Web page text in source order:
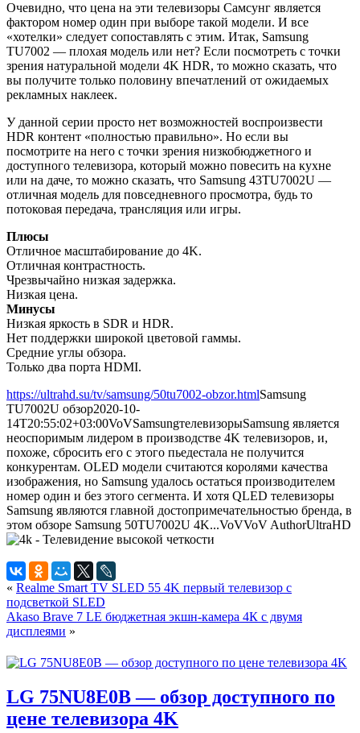
Очевидно, что цена на эти телевизоры Самсунг является
фактором номер один при выборе такой модели. И все
«хотелки» следует сопоставлять с этим. Итак, Samsung
TU7002 — плохая модель или нет? Если посмотреть с точки
зрения натуральной модели 4K HDR, то можно сказать, что
вы получите только половину впечатлений от ожидаемых
рекламных наклеек.
У данной серии просто нет возможностей воспроизвести
HDR контент «полностью правильно». Но если вы
посмотрите на него с точки зрения низкобюджетного и
доступного телевизора, который можно повесить на кухне
или на даче, то можно сказать, что Samsung 43TU7002U —
отличная модель для повседневного просмотра, будь то
потоковая передача, трансляция или игры.
Плюсы
Отличное масштабирование до 4K.
Отличная контрастность.
Чрезвычайно низкая задержка.
Низкая цена.
Минусы
Низкая яркость в SDR и HDR.
Нет поддержки широкой цветовой гаммы.
Средние углы обзора.
Только два порта HDMI.
https://ultrahd.su/tv/samsung/50tu7002-obzor.htmlSamsung
TU7002U обзор2020-10-
14T20:55:02+03:00VoVSamsungтелевизорыSamsung является
неоспоримым лидером в производстве 4K телевизоров, и,
похоже, сбросить его с этого пьедестала не получится
конкурентам. OLED модели считаются королями качества
изображения, но Samsung удалось остаться производителем
номер один и без этого сегмента. И хотя QLED телевизоры
Samsung являются главной достопримечательностью бренда, в
этом обзоре Samsung 50TU7002U 4K...VoVVoV AuthorUltraHD
« Realme Smart TV SLED 55 4K первый телевизор с
подсветкой SLED
Akaso Brave 7 LE бюджетная экшн-камера 4К с двумя
дисплеями »
LG 75NU8E0B — обзор доступного по
цене телевизора 4K